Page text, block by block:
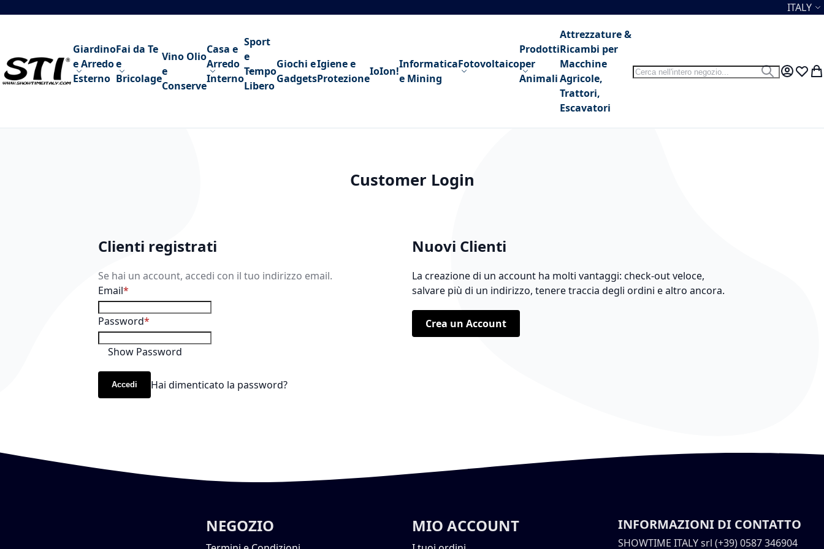
Salta al contenuto Lingua
ITALY
Giardino
e Arredo
Esterno
Fai da Te
e
Bricolage
Vino Olio
e
Conserve
Casa e
Arredo
Interno
Sport
e
Tempo
Libero
Giochi e
Gadgets
Igiene e
Protezione
IoIon!
Informatica
e Mining
Fotovoltaico
Prodotti
per
Animali
Attrezzature &
Ricambi per
Macchine
Agricole,
Trattori,
Escavatori
Search
Search
My Lista
Customer Login
Clienti registrati
Se hai un account, accedi con il tuo indirizzo email.
Email
Password
Show Password
Accedi Hai dimenticato la password?
Nuovi Clienti
La creazione di un account ha molti vantaggi: check-out veloce,
salvare più di un indirizzo, tenere traccia degli ordini e altro ancora.
Crea un Account
NEGOZIO MIO ACCOUNT INFORMAZIONI DI CONTATTO
SHOWTIME ITALY srl (+39) 0587 346904